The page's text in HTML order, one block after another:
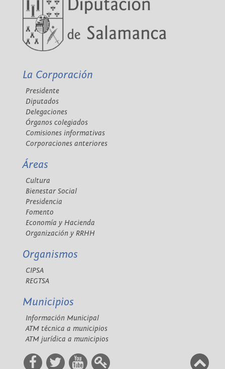
La Corporación
Presidente
Diputados
Delegaciones
Órganos colegiados
Comisiones informativas
Corporaciones anteriores
Áreas
Cultura
Bienestar Social
Presidencia
Fomento
Economía y Hacienda
Organización y RRHH
Organismos
CIPSA
REGTSA
Municipios
Información Municipal
ATM técnica a municipios
ATM jurídica a municipios